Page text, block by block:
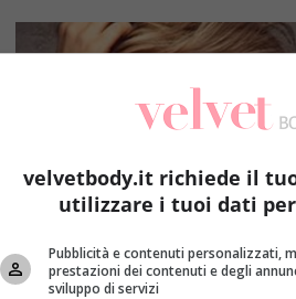
Bellezza
velvetbody.it richiede il
utilizzare i tuoi dati
Pubblicità e contenuti personalizzati,
prestazioni dei contenuti e degli
sviluppo di servizi